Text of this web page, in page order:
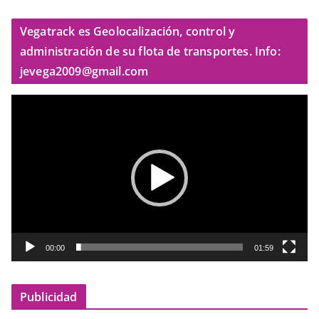
Vegatrack es Geolocalización, control y
administración de su flota de transportes. Info:
jevega2009@gmail.com
o
00:00 01:59
Publicidad